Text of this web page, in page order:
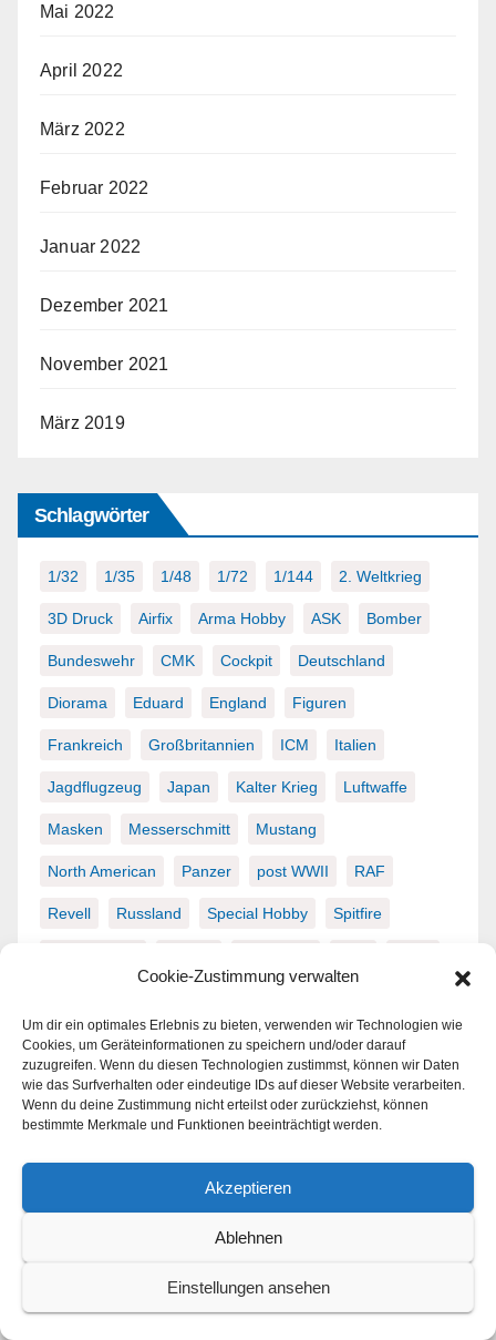
Cookie-Zustimmung verwalten
Um dir ein optimales Erlebnis zu bieten, verwenden wir Technologien wie
Cookies, um Geräteinformationen zu speichern und/oder darauf
zuzugreifen. Wenn du diesen Technologien zustimmst, können wir Daten
wie das Surfverhalten oder eindeutige IDs auf dieser Website verarbeiten.
Wenn du deine Zustimmung nicht erteilst oder zurückziehst, können
bestimmte Merkmale und Funktionen beeinträchtigt werden.
Akzeptieren
Ablehnen
Einstellungen ansehen
Mai 2022
April 2022
März 2022
Februar 2022
Januar 2022
Dezember 2021
November 2021
März 2019
Schlagwörter
1/32 1/35 1/48 1/72 1/144 2. Weltkrieg
3D Druck Airfix Arma Hobby ASK Bomber
Bundeswehr CMK Cockpit Deutschland
Diorama Eduard England Figuren
Frankreich Großbritannien ICM Italien
Jagdflugzeug Japan Kalter Krieg Luftwaffe
Masken Messerschmitt Mustang
North American Panzer post WWII RAF
Revell Russland Special Hobby Spitfire
Veranstaltungen
AUG. August 5-August 8
2026 IPMS/USA National Convention
(Kulmbach)
AUG. 18:00-21:00